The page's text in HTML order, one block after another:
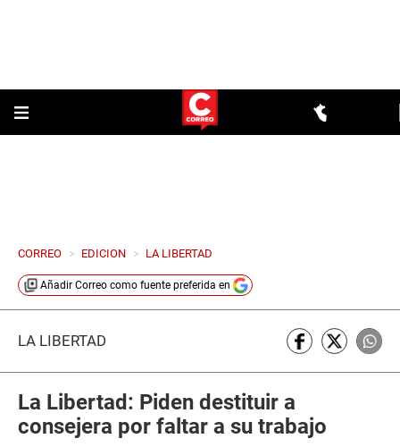
CORREO > EDICION > LA LIBERTAD
Añadir Correo como fuente preferida en
LA LIBERTAD
La Libertad: Piden destituir a
consejera por faltar a su trabajo